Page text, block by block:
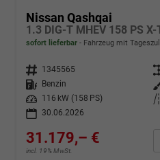
Nissan Qashqai
sofort lieferbar Fahrzeug mit
Fahrzeugnr. 1345565
Kraftstoff
Benzin
Leistung
116 kW (158 PS)
30.06.2026
31.179,– €
incl. 19% MwSt.